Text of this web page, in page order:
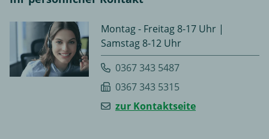
Montag - Freitag 8-17 Uhr |
Samstag 8-12 Uhr
0367 343 5487
0367 343 5315
zur Kontaktseite